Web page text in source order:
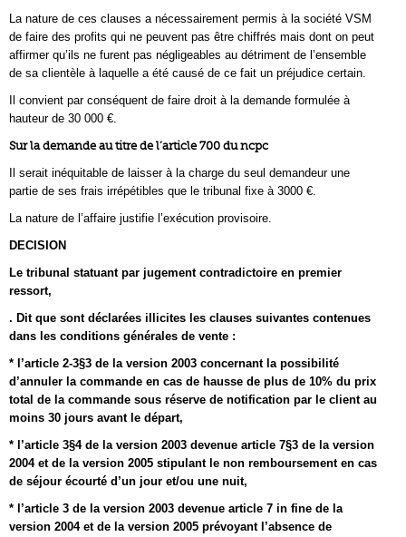
La nature de ces clauses a nécessairement permis à la société VSM
de faire des profits qui ne peuvent pas être chiffrés mais dont on peut
affirmer qu’ils ne furent pas négligeables au détriment de l’ensemble
de sa clientèle à laquelle a été causé de ce fait un préjudice certain.
Il convient par conséquent de faire droit à la demande formulée à
hauteur de 30 000 €.
Sur la demande au titre de l’article 700 du ncpc
Il serait inéquitable de laisser à la charge du seul demandeur une
partie de ses frais irrépétibles que le tribunal fixe à 3000 €.
La nature de l’affaire justifie l’exécution provisoire.
DECISION
Le tribunal statuant par jugement contradictoire en premier
ressort,
. Dit que sont déclarées illicites les clauses suivantes contenues
dans les conditions générales de vente :
* l’article 2-3§3 de la version 2003 concernant la possibilité
d’annuler la commande en cas de hausse de plus de 10% du prix
total de la commande sous réserve de notification par le client au
moins 30 jours avant le départ,
* l’article 3§4 de la version 2003 devenue article 7§3 de la version
2004 et de la version 2005 stipulant le non remboursement en cas
de séjour écourté d’un jour et/ou une nuit,
* l’article 3 de la version 2003 devenue article 7 in fine de la
version 2004 et de la version 2005 prévoyant l’absence de